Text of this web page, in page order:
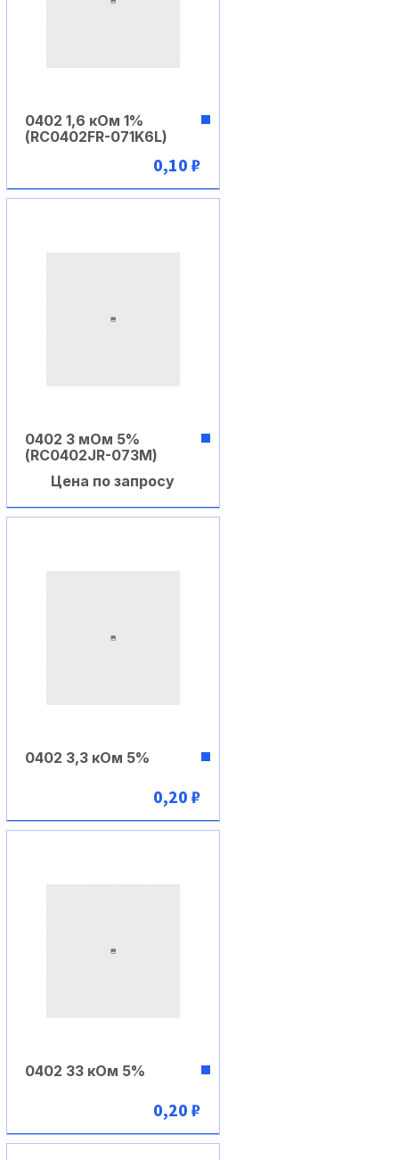
В корзину
0402 1,6 кОм 1%
(RC0402FR-071K6L)
0,10 ₽
В корзину
0402 3 мОм 5%
(RC0402JR-073M)
Цена по запросу
В корзину
0402 3,3 кОм 5%
0,20 ₽
В корзину
0402 33 кОм 5%
0,20 ₽